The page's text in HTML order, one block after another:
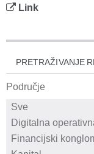
Link
PRETRAŽIVANJE
Područje